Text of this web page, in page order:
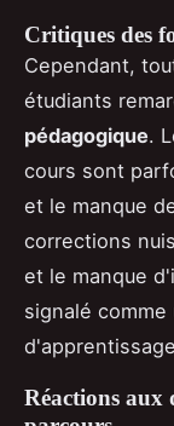
Critiques des
Cependant,
étudiants
pédagogique.
cours sont
et le manque
corrections
et le manque
signalé
Réactions aux